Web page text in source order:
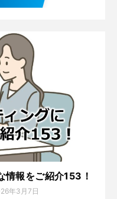
情報をご紹介153！
年3月7日